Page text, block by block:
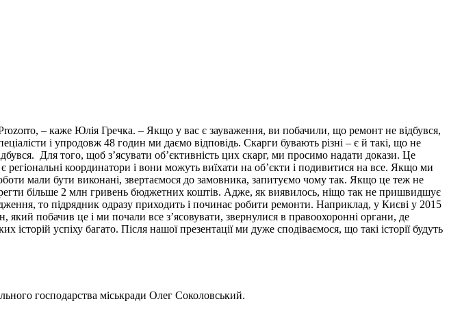
– каже Юлія Гречка. – Якщо у вас є зауваження, ви побачили, що ремонт не відбувся,
і упродовж 48 годин ми даємо відповідь. Скарги бувають різні – є й такі, що не
Для того, щоб з’ясувати об’єктивність цих скарг, ми просимо надати докази. Це
координатори і вони можуть виїхати на об’єкти і подивитися на все. Якщо ми
мали бути виконані, звертаємося до замовника, запитуємо чому так. Якщо це теж не
більше 2 млн гривень бюджетних коштів. Адже, як виявилось, ніщо так не пришвидшує
то підрядник одразу приходить і починає робити ремонти. Наприклад, у Києві у 2015
побачив це і ми почали все з’ясовувати, звернулися в правоохоронні органи, де
успіху багато. Після нашої презентації ми дуже сподіваємося, що такі історії будуть
господарства міськради Олег Соколовський.